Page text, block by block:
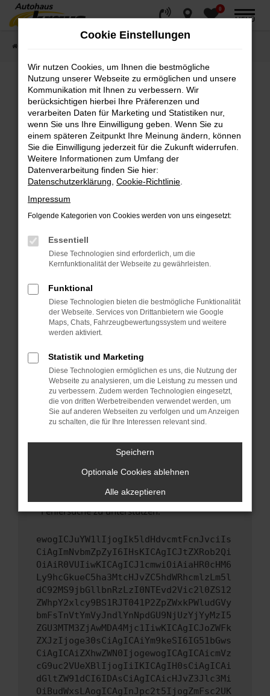
Zum
Hauptinhalt
springen
0
MENÜ
Fehler: Network Error
Beim Laden ist ein Fehler aufgetreten.
Hier sind ein paar Tipps, die dir helfen können:
Überprüfe deine Firewall und deine
Internetverbindung.
Laden andere Webseiten, zum Beispiel deine
Suchmaschine?
Prüfe deine Browsererweiterungen.
können das Laden bestimmter Seiten
verhindern. Funktioniert die Seite in einem
Fenster?
Starte dein Gerät neu.
Das kann manchmal helfen, vorübergehende
Probleme zu beheben.
Betriebssystem auf dem neuesten Stand
sind.
Veraltete Software birgt nicht nur ein
Sicherheitsrisiko, sondern kann auch dazu
führen, dass bestimmte Funktionen nicht mehr
unterstützt werden.
Wende dich an den Webseitenbetreiber.
Wenn du alle oben genannten Schritte versucht
hast, kontaktiere uns bitte. Wir werden
uns diesen Text schicken, um uns bei der
Fehlersuche zu unterstützen:
ewogICJuYW1lIjogIk5ldHdvcmtFcnJvciIs
CiAgImNvbmZpZyI6IHsKICAgICJtZXRob2Qi
OiAiR0VUIiwKICAgICJ1cmwiOiAiaHR0cHM6
Ly9hcGkueC5ha3MtcHJvZC5hdWRhcmlzLm5l
dC92MS9jbGllbnRzLzI0NTEvd2Vic2l0ZS12
ZWhpY2xlcy9BS1RJT041P2ZpZWxkPWludGVy
bmFsTnVtYmVyJndlYnNpdGU9NjUzYjYyMzI5
ZGU3MTM3ZjAwMDA4Mjc1IiwKICAgICJoZWFk
ZXJzIjoge30sCiAgICAiYm9keSI6IG51bGws
CiAgICAiZXhwZWN0IjogewogICAgICAicmVz
cG9uc2VUeXBlIjogIiIKICAgIH0sCiAgICAi
dGltZW91dCI6IDAsCiAgICAicHJvZ3Jlc3Mi
OiBudWxsLAogICAgInJpc2t5IjogZmFsc2UK
Cookie Einstellungen
Wir nutzen Cookies, um Ihnen die bestmögliche
Nutzung unserer Webseite zu ermöglichen und unsere
Kommunikation mit Ihnen zu verbessern. Wir
berücksichtigen hierbei Ihre Präferenzen und
verarbeiten Daten für Marketing und Statistiken nur,
wenn Sie uns Ihre Einwilligung geben. Wenn Sie zu
einem späteren Zeitpunkt Ihre Meinung ändern, können
Sie die Einwilligung jederzeit für die Zukunft widerrufen.
Weitere Informationen zum Umfang der
Datenverarbeitung finden Sie hier:
Datenschutzerklärung Cookie-Richtlinie
Impressum
Folgende Kategorien von Cookies werden von uns eingesetzt:
Essentiell
Diese Technologien sind erforderlich, um die
Kernfunktionalität der Webseite zu gewährleisten.
Funktional
Diese Technologien bieten die bestmögliche Funktionalität
der Webseite. Services von Drittanbietern wie Google
Maps, Chats, Fahrzeugbewertungssystem und weitere
werden aktiviert.
Statistik und Marketing
Diese Technologien ermöglichen es uns, die Nutzung der
Webseite zu analysieren, um die Leistung zu messen und
zu verbessern. Zudem werden Technologien eingesetzt,
die von dritten Werbetreibenden verwendet werden, um
Sie auf anderen Webseiten zu verfolgen und um Anzeigen
zu schalten, die für Ihre Interessen relevant sind.
Speichern
Optionale Cookies ablehnen
Alle akzeptieren